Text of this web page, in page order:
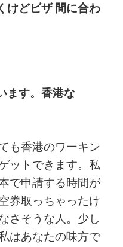
けどビザ 間に合わ
ます。香港な
も香港のワーキン
ットできます。私
で申請する時間が
券取っちゃったけ
さそうな人。少し
はあなたの味方で